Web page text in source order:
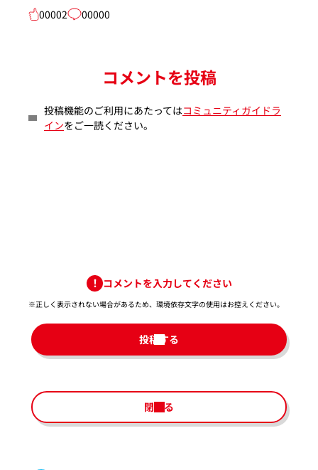
00002
00000
コメントを投稿
投稿機能のご利用にあたってはコミュニティガイドラ
インをご一読ください。
コメントを入力してください
※正しく表示されない場合があるため、環境依存文字の使用はお控えください。​
投稿する
閉じる